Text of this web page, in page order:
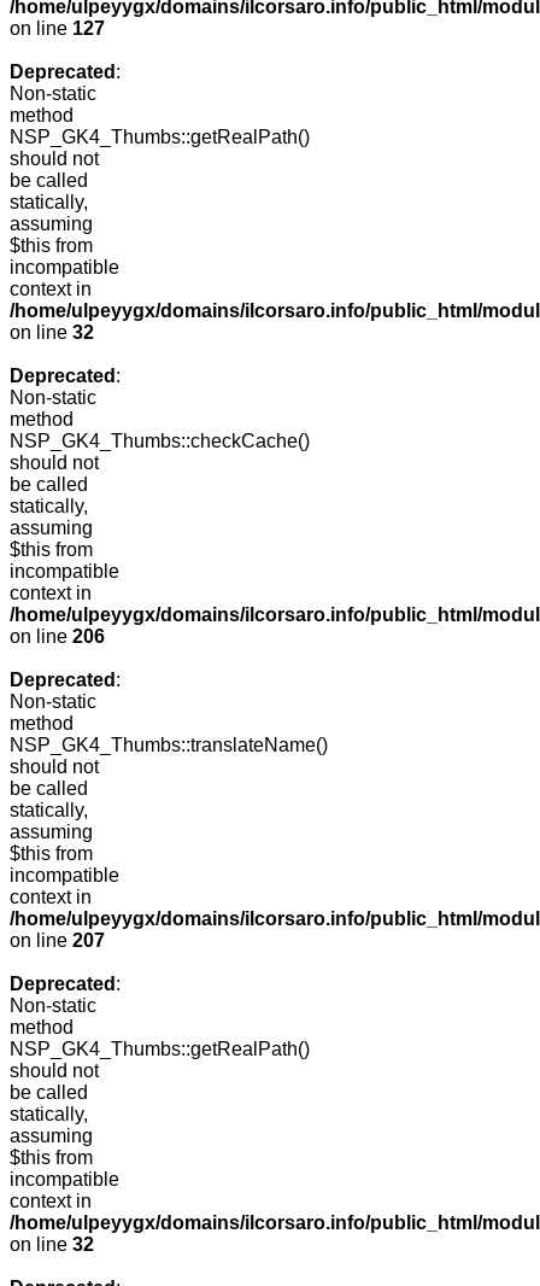
/home/ulpeyygx/domains/ilcorsaro.info/public_html/
on line 127
Deprecated :
Non-static
method
NSP_GK4_Thumbs::getRealPath()
should not
be called
statically,
assuming
$this from
incompatible
context in
/home/ulpeyygx/domains/ilcorsaro.info/public_html/
on line 32
Deprecated :
Non-static
method
NSP_GK4_Thumbs::checkCache()
should not
be called
statically,
assuming
$this from
incompatible
context in
/home/ulpeyygx/domains/ilcorsaro.info/public_html/
on line 206
Deprecated :
Non-static
method
NSP_GK4_Thumbs::translateName()
should not
be called
statically,
assuming
$this from
incompatible
context in
/home/ulpeyygx/domains/ilcorsaro.info/public_html/
on line 207
Deprecated :
Non-static
method
NSP_GK4_Thumbs::getRealPath()
should not
be called
statically,
assuming
$this from
incompatible
context in
/home/ulpeyygx/domains/ilcorsaro.info/public_html/
on line 32